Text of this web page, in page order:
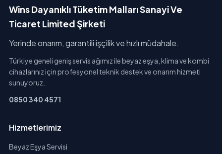
Wins Dayanıklı Tüketim Malları Sanayi Ve
Ticaret Limited Şirketi
Yerinde onarım, garantili işçilik ve hızlı müdahale.
Türkiye geneli geniş servis ağımız ile beyaz eşya, klima ve kombi
cihazlarınız için profesyonel teknik destek ve onarım hizmeti
sunuyoruz.
0850 340 4571
Hizmetlerimiz
Beyaz Eşya Servisi